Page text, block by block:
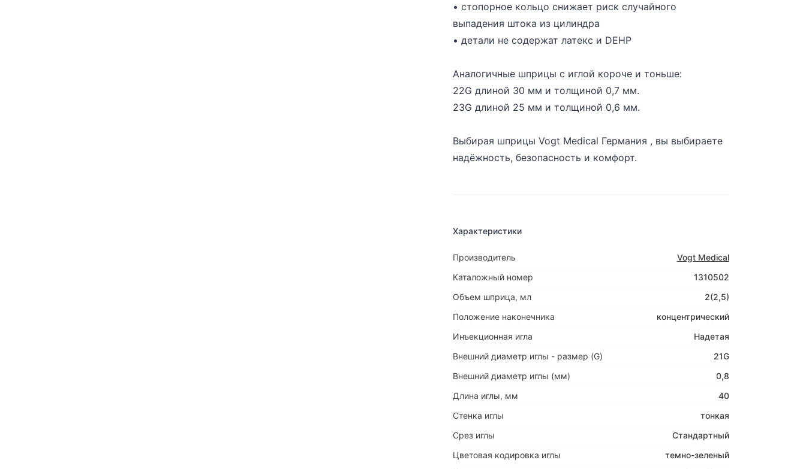
• стопорное кольцо снижает риск случайного
выпадения штока из цилиндра
• детали не содержат латекс и DEHP
Аналогичные шприцы с иглой короче и тоньше:
22G длиной 30 мм и толщиной 0,7 мм.
23G длиной 25 мм и толщиной 0,6 мм.
Выбирая шприцы Vogt Medical Германия , вы выбираете
надёжность, безопасность и комфорт.
Характеристики
Производитель
Vogt Medical
Каталожный номер
1310502
Объем шприца, мл
2(2,5)
Положение наконечника
концентрический
Инъекционная игла
Надетая
Внешний диаметр иглы - размер (G)
21G
Внешний диаметр иглы (мм)
0,8
Длина иглы, мм
40
Стенка иглы
тонкая
Срез иглы
Стандартный
Цветовая кодировка иглы
темно-зеленый